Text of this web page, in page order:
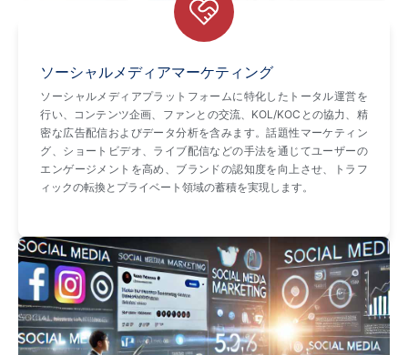
ソーシャルメディアマーケティング
ソーシャルメディアプラットフォームに特化したトータル運営を
行い、コンテンツ企画、ファンとの交流、KOL/KOCとの協力、精
密な広告配信およびデータ分析を含みます。話題性マーケティン
グ、ショートビデオ、ライブ配信などの手法を通じてユーザーの
エンゲージメントを高め、ブランドの認知度を向上させ、トラフ
ィックの転換とプライベート領域の蓄積を実現します。